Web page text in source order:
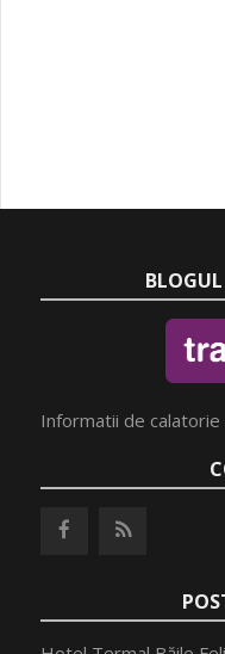
Informatii de calatorie